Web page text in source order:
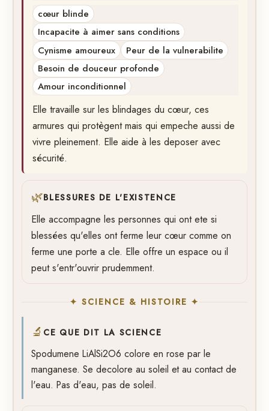
cœur blinde
Incapacite à aimer sans conditions
Cynisme amoureux
Peur de la vulnerabilite
Besoin de douceur profonde
Amour inconditionnel
Elle travaille sur les blindages du cœur, ces
armures qui protègent mais qui empeche aussi de
vivre pleinement. Elle aide à les deposer avec
sécurité.
🌿BLESSURES DE L'EXISTENCE
Elle accompagne les personnes qui ont ete si
blessées qu'elles ont ferme leur cœur comme on
ferme une porte a cle. Elle offre un espace ou il
peut s'entr'ouvrir prudemment.
✦ SCIENCE & HISTOIRE ✦
🔬 CE QUE DIT LA SCIENCE
Spodumene LiAlSi2O6 colore en rose par le
manganese. Se decolore au soleil et au contact de
l'eau. Pas d'eau, pas de soleil.